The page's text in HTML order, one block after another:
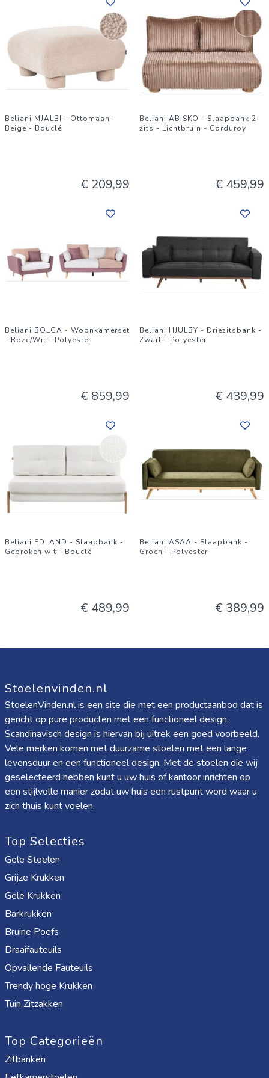
Beliani MJALBI - Ottomaan -
Beige - Bouclé
€ 209,99
Beliani ABISKO - Slaapbank 2-
zits - Lichtbruin - Corduroy
€ 459,99
Beliani BOLGA - Woonkamerset
- Roze/Wit - Polyester
€ 859,99
Beliani HJULBY - Driezitsbank -
Zwart - Polyester
€ 439,99
Beliani EDLAND - Slaapbank -
Gebroken wit - Bouclé
€ 489,99
Beliani ASAA - Slaapbank -
Groen - Polyester
€ 389,99
Stoelenvinden.nl
StoelenVinden.nl is een site die met een productaanbod dat is
gericht op pure producten met een functioneel design.
Scandinavisch design is hiervan bij uitrek een goed voorbeeld.
Vele merken komen met duurzame stoelen met een lange
levensduur en een functioneel design. Met de stoelen die wij
geselecteerd hebben kunt u uw huis of kantoor inrichten op
een stijlvolle manier zodat uw huis een rustpunt word waar u
zich thuis kunt voelen.
Top Selecties
Gele Stoelen
Grijze Krukken
Gele Krukken
Barkrukken
Bruine Poefs
Draaifauteuils
Opvallende Fauteuils
Trendy hoge Krukken
Tuin Zitzakken
Top Categorieën
Zitbanken